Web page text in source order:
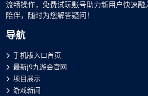
流畅操作，免费试玩账号助力新用户快速
陪伴，随时为您解答疑问！
导航
手机版入口首页
最新j9九游会官网
项目展示
游戏新闻